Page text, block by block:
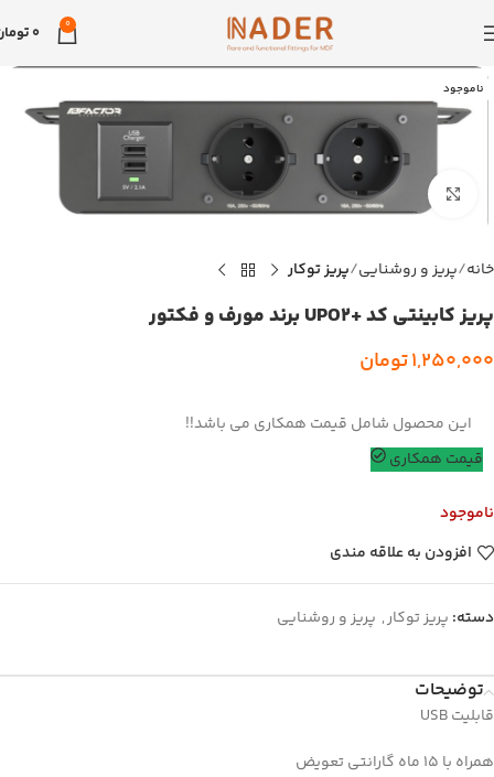
0
0
ناموجود
بزرگنمایی تصویر
خانه پریز و روشنایی پریز توکار
پریز کابینتی کد +UPO2 برند مورف و فکتور
1,250,000تومان
این محصول شامل قیمت همکاری می باشد!!
قیمت همکاری
ناموجود
افزودن به علاقه مندی
دسته: پریز توکار, پریز و روشنایی
توضیحات
قابلیت USB
همراه با 15 ماه گارانتی تعویض